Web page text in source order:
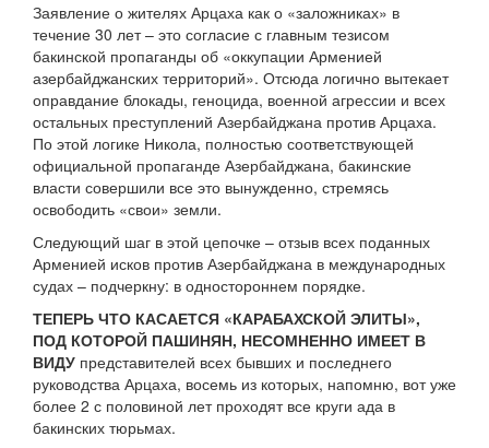
Заявление о жителях Арцаха как о «заложниках» в
течение 30 лет – это согласие с главным тезисом
бакинской пропаганды об «оккупации Арменией
азербайджанских территорий». Отсюда логично вытекает
оправдание блокады, геноцида, военной агрессии и всех
остальных преступлений Азербайджана против Арцаха.
По этой логике Никола, полностью соответствующей
официальной пропаганде Азербайджана, бакинские
власти совершили все это вынужденно, стремясь
освободить «свои» земли.
Следующий шаг в этой цепочке – отзыв всех поданных
Арменией исков против Азербайджана в международных
судах – подчеркну: в одностороннем порядке.
ТЕПЕРЬ ЧТО КАСАЕТСЯ «КАРАБАХСКОЙ ЭЛИТЫ»,
ПОД КОТОРОЙ ПАШИНЯН, НЕСОМНЕННО ИМЕЕТ В
ВИДУ представителей всех бывших и последнего
руководства Арцаха, восемь из которых, напомню, вот уже
более 2 с половиной лет проходят все круги ада в
бакинских тюрьмах.